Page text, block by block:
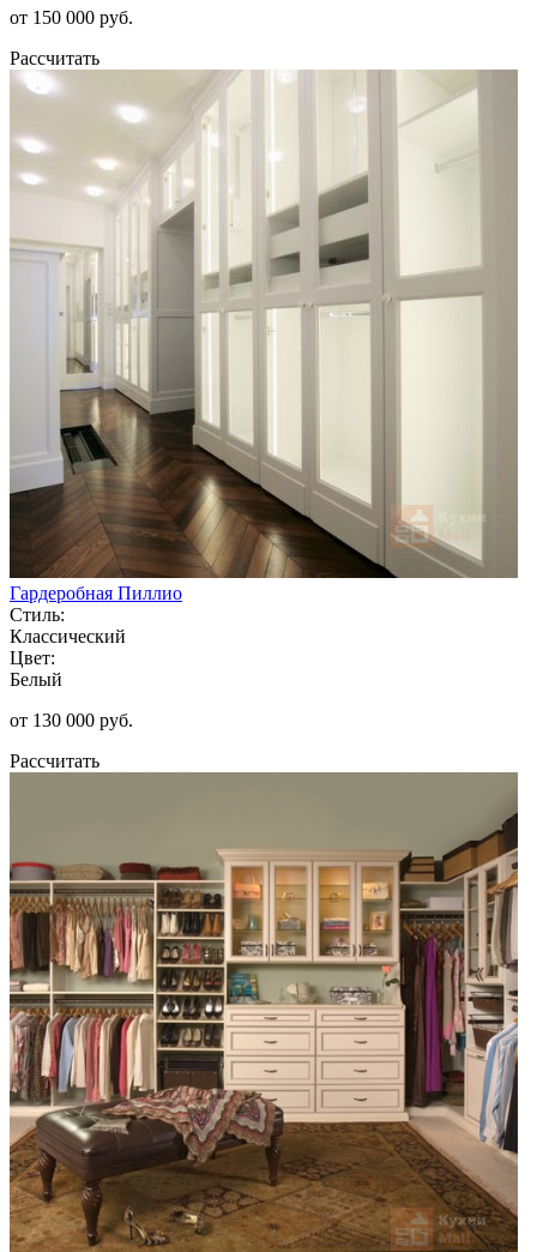
от 150 000 руб.
Рассчитать
Гардеробная Пиллио
Стиль:
Классический
Цвет:
Белый
от 130 000 руб.
Рассчитать